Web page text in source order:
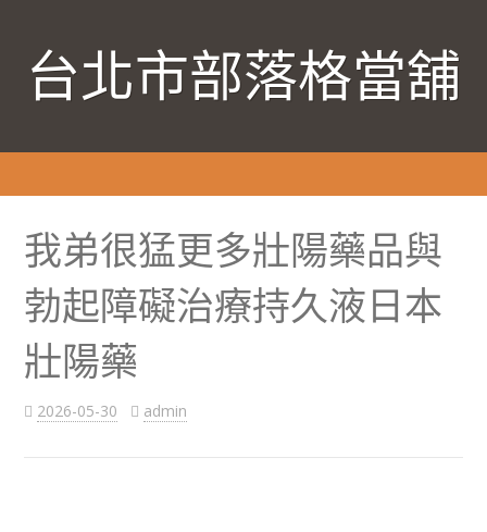
台北市部落格當舖
我弟很猛更多壯陽藥品與
勃起障礙治療持久液日本
壯陽藥
2026-05-30 admin